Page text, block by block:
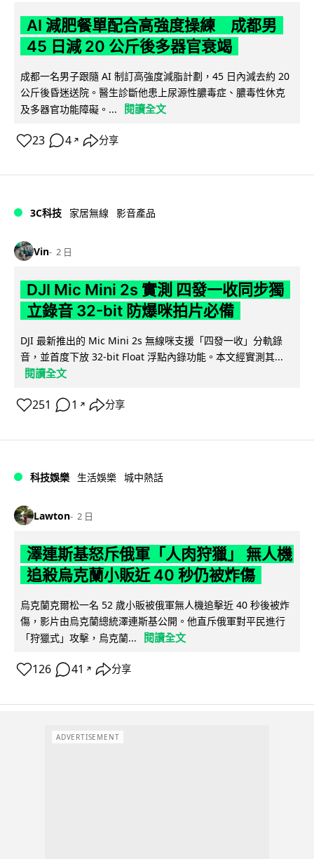
AI 減肥餐單配合高強度操練 成都男
45 日減 20 公斤後多器官衰竭
成都一名男子跟隨 AI 制訂高強度減脂計劃，45 日內減去約 20
公斤後昏迷送院。醫生診斷他患上尿源性膿毒症、膿毒性休克
及多器官功能障礙。...
閱讀全文
23 4 ↗ 分享
3C科技 家居無線 影音產品
Vin 2 日
DJI Mic Mini 2s 實測 四發一收同步獨
立錄音 32-bit 防爆咪拍片必備
DJI 最新推出的 Mic Mini 2s 無線咪支援「四發一收」分軌錄
音，並首度下放 32-bit Float 浮點內錄功能。本文經實測其...
閱讀全文
251 1 ↗ 分享
科技娛樂 生活娛樂 城中熱話
Lawton 2 日
澤連斯基怒斥俄軍「人肉狩獵」 無人機
追殺烏克蘭小販近 40 秒仍被炸傷
烏克蘭克爾松一名 52 歲小販被俄軍無人機追擊近 40 秒後被炸
傷，影片由烏克蘭總統澤連斯基公開。他直斥俄軍對平民進行
「狩獵式」攻擊，烏克蘭...
閱讀全文
126 41 ↗ 分享
ADVERTISEMENT